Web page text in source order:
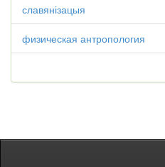
славянізацыя
физическая антропология